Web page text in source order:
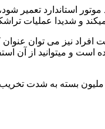
دست افراد نیز می
است و میتوانید از آن
سوناتا و اپتیمای یاتاقان زده در صورتی که